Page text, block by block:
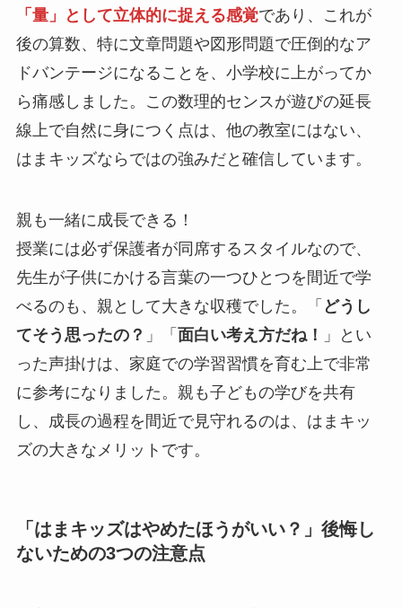
「量」として立体的に捉える感覚であり、これが
後の算数、特に文章問題や図形問題で圧倒的なア
ドバンテージになることを、小学校に上がってか
ら痛感しました。この数理的センスが遊びの延長
線上で自然に身につく点は、他の教室にはない、
はまキッズならではの強みだと確信しています。
親も一緒に成長できる！
授業には必ず保護者が同席するスタイルなので、
先生が子供にかける言葉の一つひとつを間近で学
べるのも、親として大きな収穫でした。「 どうし
てそう思ったの？ 」「 面白い考え方だね！
」とい
った声掛けは、家庭での学習習慣を育む上で非常
に参考になりました。親も子どもの学びを共有
し、成長の過程を間近で見守れるのは、はまキッ
ズの大きなメリットです。
「はまキッズはやめたほうがいい？」後悔し
ないための3つの注意点